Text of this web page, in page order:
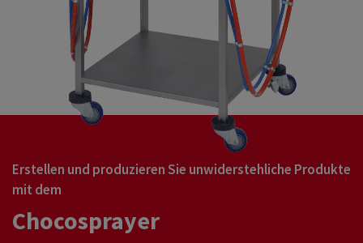
Erstellen und produzieren Sie unwiderstehliche Produkte
mit dem
Chocosprayer